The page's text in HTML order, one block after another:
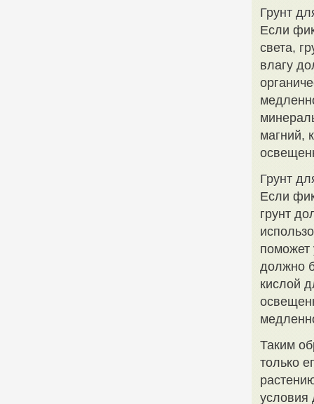
Грунт
Если
света,
влагу
магний,
Грунт
Если
грунт
поможет
должно
кислой
Таким
только
условия